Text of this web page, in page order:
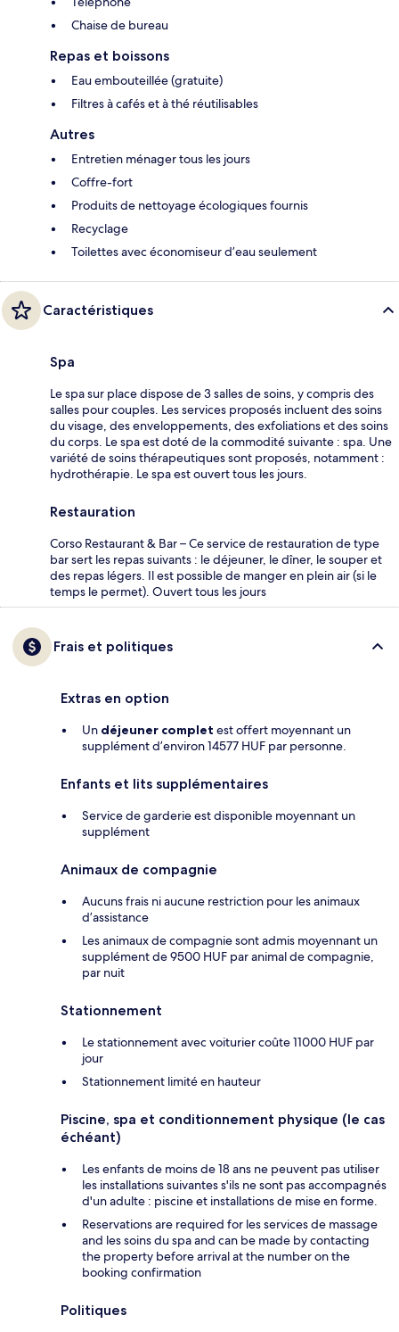
Chaise de bureau
Repas et boissons
Eau embouteillée (gratuite)
Filtres à cafés et à thé réutilisables
Autres
Entretien ménager tous les jours
Coffre-fort
Produits de nettoyage écologiques fournis
Recyclage
Toilettes avec économiseur d’eau seulement
Caractéristiques
Spa
Le spa sur place dispose de 3 salles de soins, y compris des
salles pour couples. Les services proposés incluent des soins
du visage, des enveloppements, des exfoliations et des soins
du corps. Le spa est doté de la commodité suivante : spa. Une
variété de soins thérapeutiques sont proposés, notamment :
hydrothérapie. Le spa est ouvert tous les jours.
Restauration
Corso Restaurant & Bar – Ce service de restauration de type
bar sert les repas suivants : le déjeuner, le dîner, le souper et
des repas légers. Il est possible de manger en plein air (si le
temps le permet). Ouvert tous les jours
Frais et politiques
Extras en option
Un déjeuner complet est offert moyennant un
supplément d’environ 14577 HUF par personne.
Enfants et lits supplémentaires
Service de garderie est disponible moyennant un
supplément
Animaux de compagnie
Aucuns frais ni aucune restriction pour les animaux
d’assistance
Les animaux de compagnie sont admis moyennant un
supplément de 9500 HUF par animal de compagnie,
par nuit
Stationnement
Le stationnement avec voiturier coûte 11000 HUF par
jour
Stationnement limité en hauteur
Piscine, spa et conditionnement physique (le cas
échéant)
Les enfants de moins de 18 ans ne peuvent pas utiliser
les installations suivantes s'ils ne sont pas accompagnés
d'un adulte : piscine et installations de mise en forme.
Reservations are required for les services de massage
and les soins du spa and can be made by contacting
the property before arrival at the number on the
booking confirmation
Politiques